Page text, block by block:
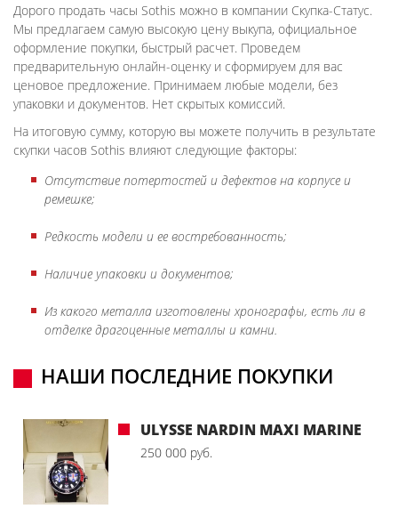
Дорого продать часы Sothis можно в компании Скупка-Статус.
Мы предлагаем самую высокую цену выкупа, официальное
оформление покупки, быстрый расчет. Проведем
предварительную онлайн-оценку и сформируем для вас
ценовое предложение. Принимаем любые модели, без
упаковки и документов. Нет скрытых комиссий.
На итоговую сумму, которую вы можете получить в результате
скупки часов Sothis влияют следующие факторы:
Отсутствие потертостей и дефектов на корпусе и
ремешке;
Редкость модели и ее востребованность;
Наличие упаковки и документов;
Из какого металла изготовлены хронографы, есть ли в
отделке драгоценные металлы и камни.
НАШИ ПОСЛЕДНИЕ ПОКУПКИ
ULYSSE NARDIN MAXI MARINE
250 000 руб.